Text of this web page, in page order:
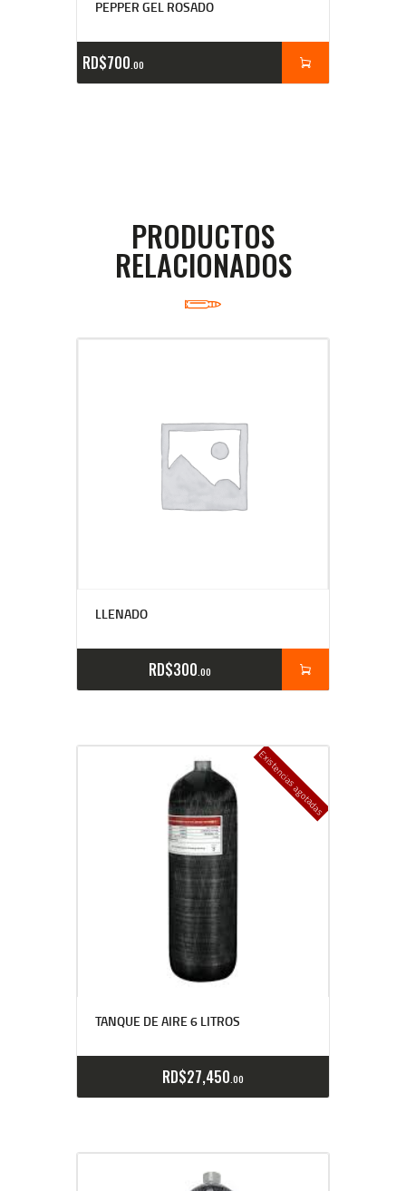
PEPPER GEL ROSADO
RD$700 00
PRODUCTOS
RELACIONADOS
LLENADO
RD$300 00
Existencias agotadas
TANQUE DE AIRE 6 LITROS
RD$27,450 00